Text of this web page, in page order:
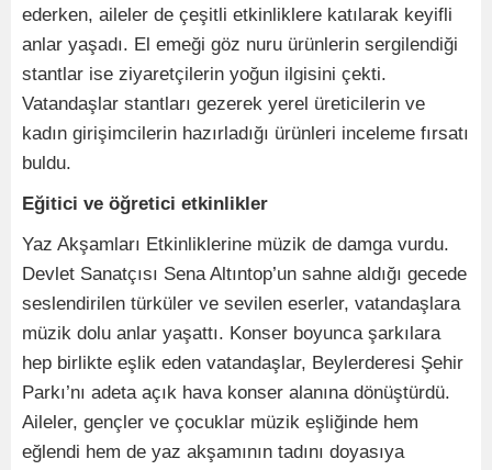
ederken, aileler de çeşitli etkinliklere katılarak keyifli
anlar yaşadı. El emeği göz nuru ürünlerin sergilendiği
stantlar ise ziyaretçilerin yoğun ilgisini çekti.
Vatandaşlar stantları gezerek yerel üreticilerin ve
kadın girişimcilerin hazırladığı ürünleri inceleme fırsatı
buldu.
Eğitici ve öğretici etkinlikler
Yaz Akşamları Etkinliklerine müzik de damga vurdu.
Devlet Sanatçısı Sena Altıntop’un sahne aldığı gecede
seslendirilen türküler ve sevilen eserler, vatandaşlara
müzik dolu anlar yaşattı. Konser boyunca şarkılara
hep birlikte eşlik eden vatandaşlar, Beylerderesi Şehir
Parkı’nı adeta açık hava konser alanına dönüştürdü.
Aileler, gençler ve çocuklar müzik eşliğinde hem
eğlendi hem de yaz akşamının tadını doyasıya